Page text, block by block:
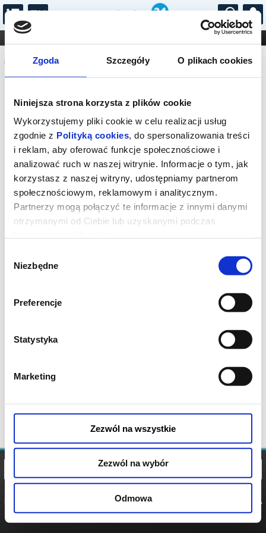
Zgoda Szczegóły O plikach cookies
Niniejsza strona korzysta z plików cookie
Wykorzystujemy pliki cookie w celu realizacji usług
zgodnie z Polityką cookies, do spersonalizowania treści
i reklam, aby oferować funkcje społecznościowe i
analizować ruch w naszej witrynie. Informacje o tym, jak
korzystasz z naszej witryny, udostępniamy partnerom
społecznościowym, reklamowym i analitycznym.
Partnerzy mogą połączyć te informacje z innymi danymi
otrzymanymi od Ciebie lub uzyskanymi podczas
zgody
Niezbędne
Preferencje
Statystyka
Marketing
Zezwól na wszystkie
Zezwól na wybór
Odmowa
...
FILHARMONIA OPERA I BALET
STAND-UP
DLA DZIECI
Komunikat
Sprzedaż biletów on-line na wydarzenie
została zakończona.
POLITYKA
POLITYKA